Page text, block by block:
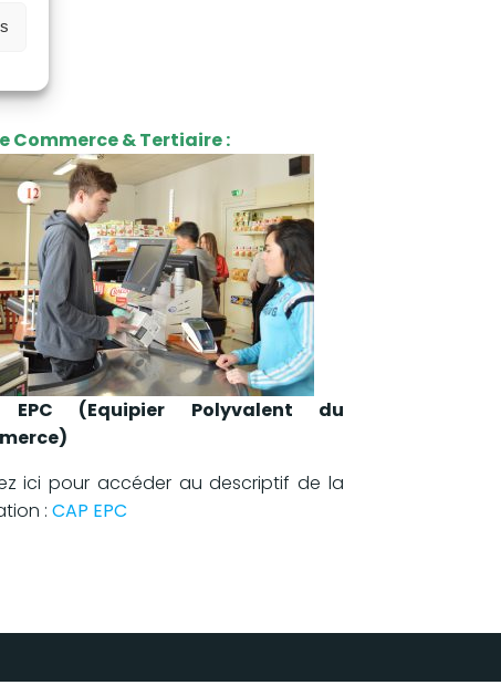
Commerce & Tertiaire :
EPC (Equipier Polyvalent du
ici pour accéder au descriptif de la
: CAP EPC